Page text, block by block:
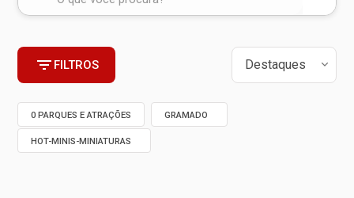
FILTROS
0 PARQUES E ATRAÇÕES GRAMADO
HOT-MINIS-MINIATURAS